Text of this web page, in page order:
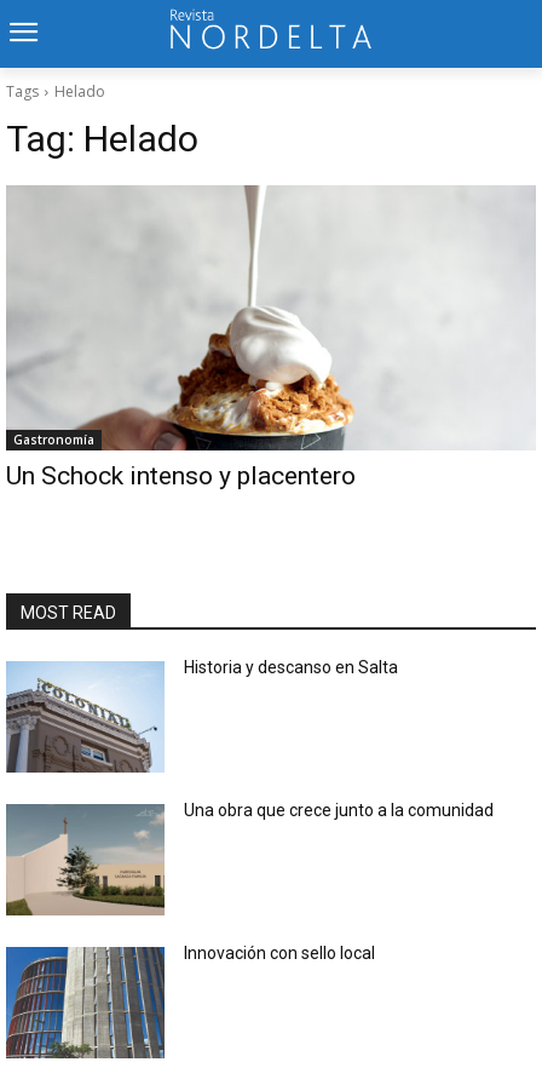
Tags Helado
Tag: Helado
Gastronomía
Un Schock intenso y placentero
MOST READ
Historia y descanso en Salta
Una obra que crece junto a la comunidad
Innovación con sello local